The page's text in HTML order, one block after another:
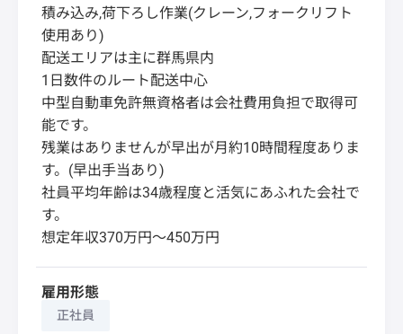
積み込み,荷下ろし作業(クレーン,フォークリフト
使用あり)
配送エリアは主に群馬県内
1日数件のルート配送中心
中型自動車免許無資格者は会社費用負担で取得可
能です。
残業はありませんが早出が月約10時間程度ありま
す。(早出手当あり)
社員平均年齢は34歳程度と活気にあふれた会社で
す。
想定年収370万円～450万円
雇用形態
正社員